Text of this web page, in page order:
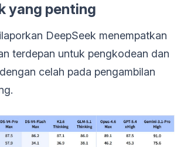
yang penting
DeepSeek menempatkan
terdepan untuk pengkodean dan
celah pada pengambilan